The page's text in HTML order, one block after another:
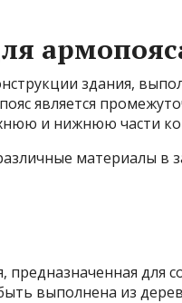
здания,
является
и нижнюю части
материалы в
предназначенная для
выполнена из